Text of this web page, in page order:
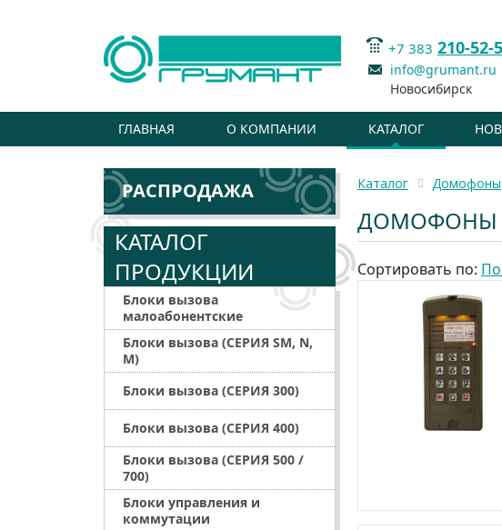
+7 383 210-52-
info@grumant.ru
Новосибирск
ГЛАВНАЯ О КОМПАНИИ КАТАЛОГ
РАСПРОДАЖА
КАТАЛОГ
ПРОДУКЦИИ
Блоки вызова
малоабонентские
Блоки вызова (СЕРИЯ SM, N,
M)
Блоки вызова (СЕРИЯ 300)
Блоки вызова (СЕРИЯ 400)
Блоки вызова (СЕРИЯ 500 /
700)
Блоки управления и
коммутации
Каталог Домофоны
ДОМОФОНЫ
Сортировать по: